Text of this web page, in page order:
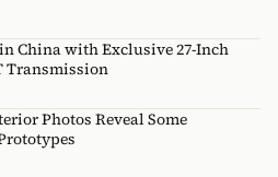
China with Exclusive 27-Inch
Transmission
Photos Reveal Some